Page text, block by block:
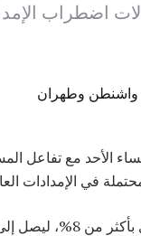
اضطراب
النفط الخام بأكثر من 8% مساء
في الإمدادات